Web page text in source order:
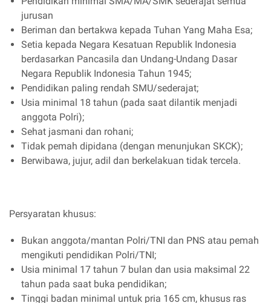
jurusan
Beriman dan bertakwa kepada Tuhan Yang Maha Esa;
Setia kepada Negara Kesatuan Republik Indonesia
berdasarkan Pancasila dan Undang-Undang Dasar
Negara Republik Indonesia Tahun 1945;
Pendidikan paling rendah SMU/sederajat;
Usia minimal 18 tahun (pada saat dilantik menjadi
anggota Polri);
Sehat jasmani dan rohani;
Tidak pemah dipidana (dengan menunjukan SKCK);
Berwibawa, jujur, adil dan berkelakuan tidak tercela.
Persyaratan khusus:
Bukan anggota/mantan Polri/TNI dan PNS atau pemah
mengikuti pendidikan Polri/TNI;
Usia minimal 17 tahun 7 bulan dan usia maksimal 22
tahun pada saat buka pendidikan;
Tinggi badan minimal untuk pria 165 cm, khusus ras